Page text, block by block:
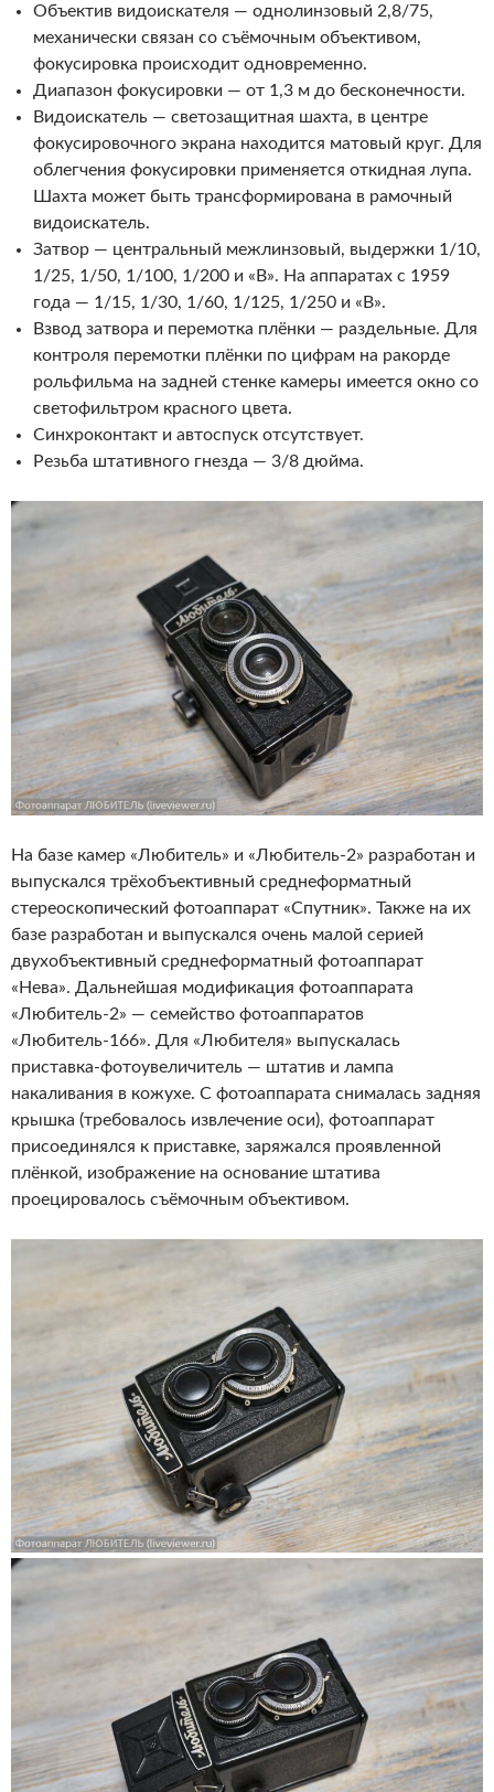
Объектив видоискателя — однолинзовый 2,8/75,
механически связан со съёмочным объективом,
фокусировка происходит одновременно.
Диапазон фокусировки — от 1,3 м до бесконечности.
Видоискатель — светозащитная шахта, в центре
фокусировочного экрана находится матовый круг. Для
облегчения фокусировки применяется откидная лупа.
Шахта может быть трансформирована в рамочный
видоискатель.
Затвор — центральный межлинзовый, выдержки 1/10,
1/25, 1/50, 1/100, 1/200 и «В». На аппаратах с 1959
года — 1/15, 1/30, 1/60, 1/125, 1/250 и «В».
Взвод затвора и перемотка плёнки — раздельные. Для
контроля перемотки плёнки по цифрам на ракорде
рольфильма на задней стенке камеры имеется окно со
светофильтром красного цвета.
Синхроконтакт и автоспуск отсутствует.
Резьба штативного гнезда — 3/8 дюйма.
На базе камер «Любитель» и «Любитель-2» разработан и
выпускался трёхобъективный среднеформатный
стереоскопический фотоаппарат «Спутник». Также на их
базе разработан и выпускался очень малой серией
двухобъективный среднеформатный фотоаппарат
«Нева». Дальнейшая модификация фотоаппарата
«Любитель-2» — семейство фотоаппаратов
«Любитель-166». Для «Любителя» выпускалась
приставка-фотоувеличитель — штатив и лампа
накаливания в кожухе. С фотоаппарата снималась задняя
крышка (требовалось извлечение оси), фотоаппарат
присоединялся к приставке, заряжался проявленной
плёнкой, изображение на основание штатива
проецировалось съёмочным объективом.